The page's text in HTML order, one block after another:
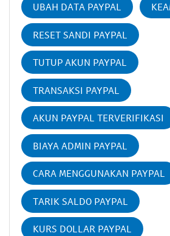
UBAH DATA PAYPAL
RESET SANDI PAYPAL
TUTUP AKUN PAYPAL
TRANSAKSI PAYPAL
AKUN PAYPAL TERVERIFIKASI
BIAYA ADMIN PAYPAL
CARA MENGGUNAKAN PAYPAL
TARIK SALDO PAYPAL
KURS DOLLAR PAYPAL